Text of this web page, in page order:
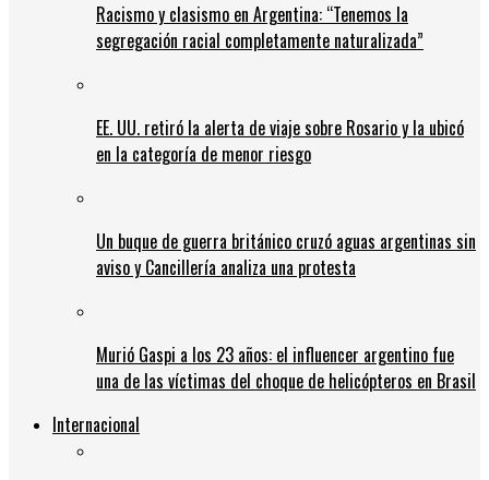
Racismo y clasismo en Argentina: “Tenemos la
segregación racial completamente naturalizada”
EE. UU. retiró la alerta de viaje sobre Rosario y la ubicó
en la categoría de menor riesgo
Un buque de guerra británico cruzó aguas argentinas sin
aviso y Cancillería analiza una protesta
Murió Gaspi a los 23 años: el influencer argentino fue
una de las víctimas del choque de helicópteros en Brasil
Internacional